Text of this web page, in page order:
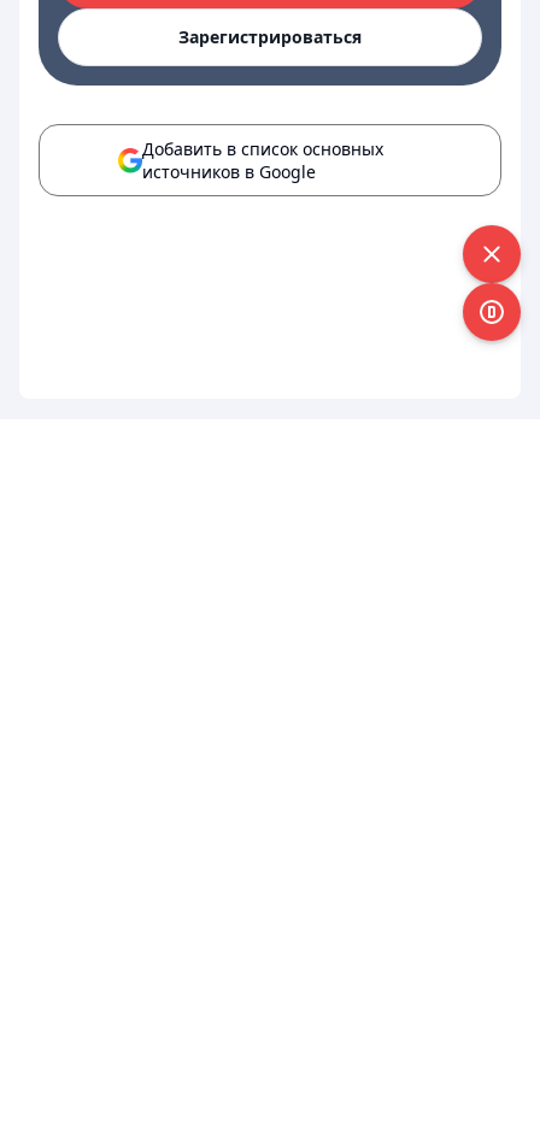
Зарегистрироваться
Добавить в список основных
источников в Google